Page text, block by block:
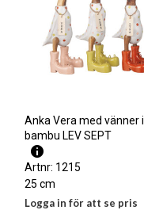
Anka Vera med vänner i
bambu LEV SEPT
Artnr: 1215
25 cm
Logga in för att se pris